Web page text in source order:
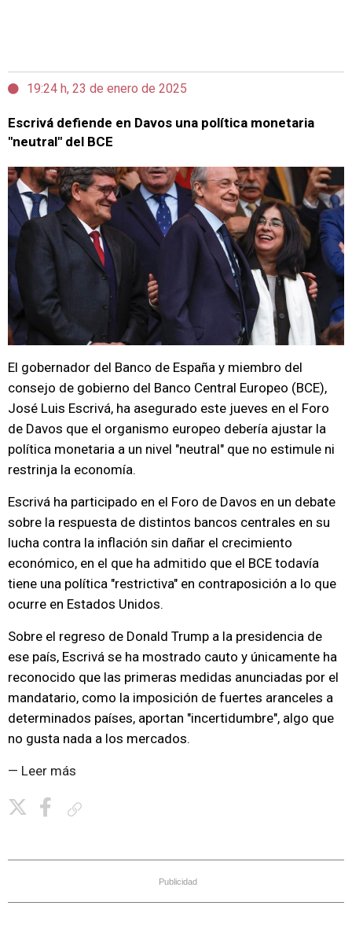
19:24 h, 23 de enero de 2025
Escrivá defiende en Davos una política monetaria
"neutral" del BCE
El gobernador del Banco de España y miembro del
consejo de gobierno del Banco Central Europeo (BCE),
José Luis Escrivá, ha asegurado este jueves en el Foro
de Davos que el organismo europeo debería ajustar la
política monetaria a un nivel "neutral" que no estimule ni
restrinja la economía.
Escrivá ha participado en el Foro de Davos en un debate
sobre la respuesta de distintos bancos centrales en su
lucha contra la inflación sin dañar el crecimiento
económico, en el que ha admitido que el BCE todavía
tiene una política "restrictiva" en contraposición a lo que
ocurre en Estados Unidos.
Sobre el regreso de Donald Trump a la presidencia de
ese país, Escrivá se ha mostrado cauto y únicamente ha
reconocido que las primeras medidas anunciadas por el
mandatario, como la imposición de fuertes aranceles a
determinados países, aportan "incertidumbre", algo que
no gusta nada a los mercados.
— Leer más
Publicidad